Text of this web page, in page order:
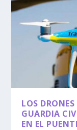
LOS
GUARDIA
EN EL